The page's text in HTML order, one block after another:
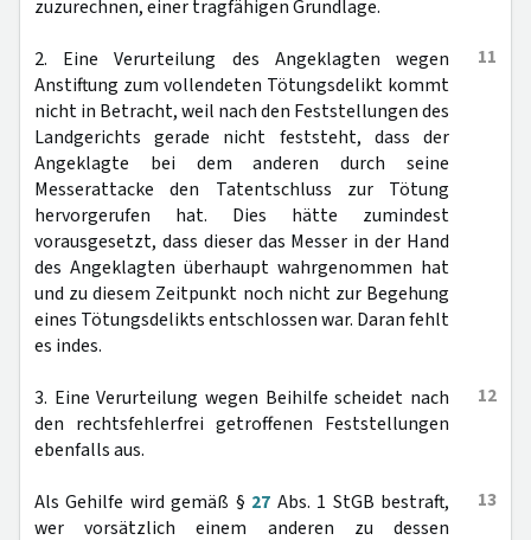
zuzurechnen, einer tragfähigen Grundlage.
11
2. Eine Verurteilung des Angeklagten wegen
Anstiftung zum vollendeten Tötungsdelikt kommt
nicht in Betracht, weil nach den Feststellungen des
Landgerichts gerade nicht feststeht, dass der
Angeklagte bei dem anderen durch seine
Messerattacke den Tatentschluss zur Tötung
hervorgerufen hat. Dies hätte zumindest
vorausgesetzt, dass dieser das Messer in der Hand
des Angeklagten überhaupt wahrgenommen hat
und zu diesem Zeitpunkt noch nicht zur Begehung
eines Tötungsdelikts entschlossen war. Daran fehlt
es indes.
12
3. Eine Verurteilung wegen Beihilfe scheidet nach
den rechtsfehlerfrei getroffenen Feststellungen
ebenfalls aus.
13
Als Gehilfe wird gemäß § 27 Abs. 1 StGB bestraft,
wer vorsätzlich einem anderen zu dessen